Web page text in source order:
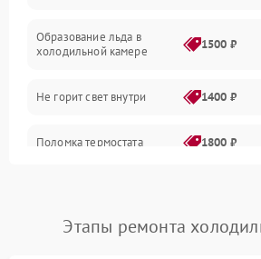
Образование льда в
холодильной камере
1500 ₽
Не горит свет внутри 1400 ₽
Поломка термостата 1800 ₽
Поломка системы No Frost 2600 ₽
Этапы ремонта